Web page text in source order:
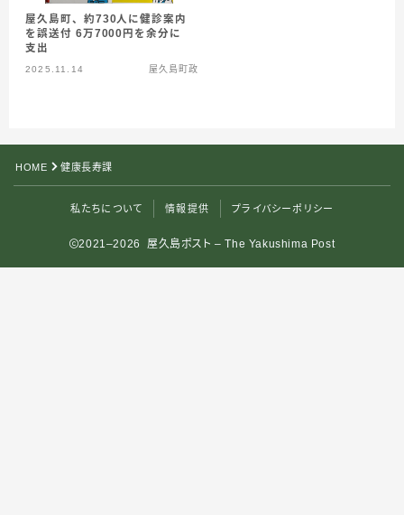
屋久島町、約730人に健診案内
を誤送付 6万7000円を余分に
支出
2025.11.14 屋久島町政
HOME 健康長寿課
私たちについて 情報提供 プライバシーポリシー
2021–2026 屋久島ポスト – The Yakushima Post